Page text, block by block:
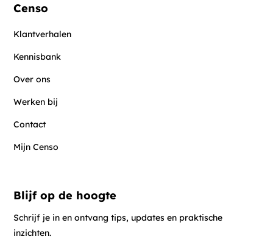
Censo
Klantverhalen
Kennisbank
Over ons
Werken bij
Contact
Mijn Censo
Blijf op de hoogte
Schrijf je in en ontvang tips, updates en praktische
inzichten.